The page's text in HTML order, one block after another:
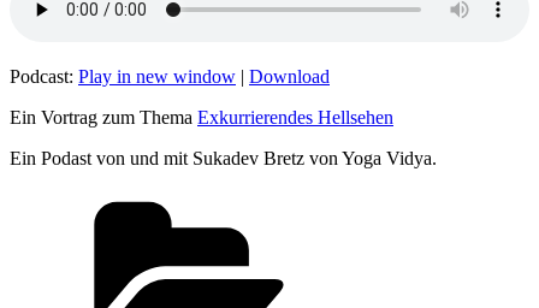
Podcast: Play in new window | Download
Ein Vortrag zum Thema Exkurrierendes Hellsehen
Ein Podast von und mit Sukadev Bretz von Yoga Vidya.